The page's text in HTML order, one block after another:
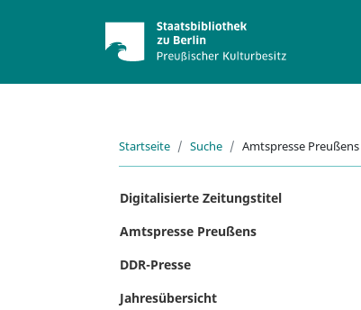
Startseite Suche Amtspresse Preußens
Digitalisierte Zeitungstitel
Amtspresse Preußens
DDR-Presse
Jahresübersicht